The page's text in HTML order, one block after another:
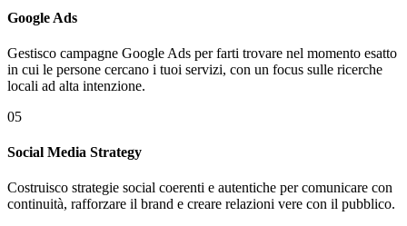
Google Ads
Gestisco campagne Google Ads per farti trovare nel momento esatto
in cui le persone cercano i tuoi servizi, con un focus sulle ricerche
locali ad alta intenzione.
05
Social Media Strategy
Costruisco strategie social coerenti e autentiche per comunicare con
continuità, rafforzare il brand e creare relazioni vere con il pubblico.